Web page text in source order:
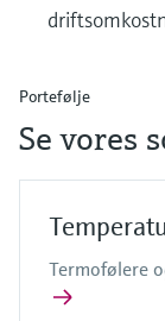
Portefølje
Se vores
Termofølere